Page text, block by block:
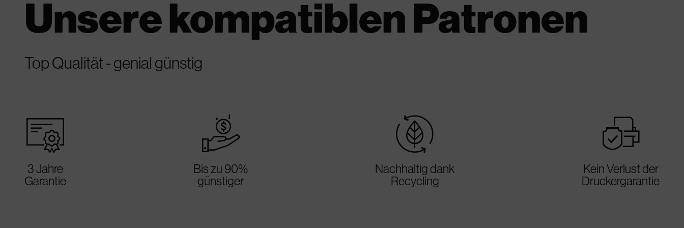
Unsere kompatiblen Patronen
Top Qualität - genial günstig
warranty_certificate
3 Jahre
Garantie
best_price
Bis zu 90%
günstiger
sustainable
Nachhaltig dank
Recycling
warranty
Kein Verlust der
Druckergarantie